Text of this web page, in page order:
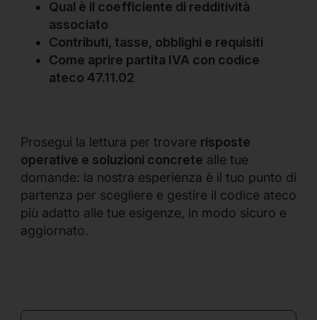
Qual è il coefficiente di redditività
associato
Contributi, tasse, obblighi e requisiti
Come aprire partita IVA con codice
ateco 47.11.02
Prosegui la lettura per trovare risposte
operative e soluzioni concrete alle tue
domande: la nostra esperienza è il tuo punto di
partenza per scegliere e gestire il codice ateco
più adatto alle tue esigenze, in modo sicuro e
aggiornato.